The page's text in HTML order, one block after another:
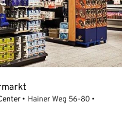
Hainer Weg 56-80